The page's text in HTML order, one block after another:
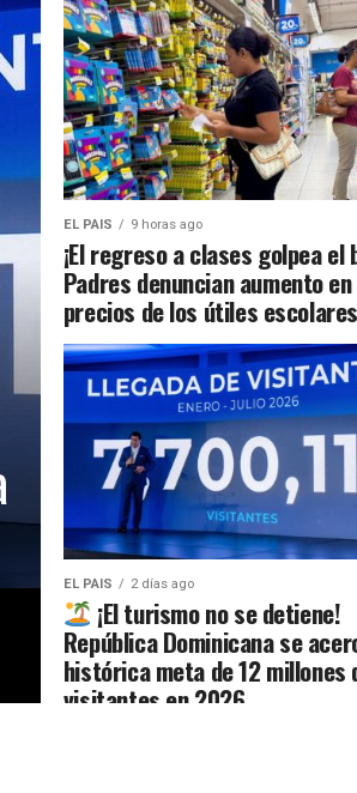
EL PAIS 9 horas ago
¡El regreso a clases golpea el
Padres denuncian aumento
precios de los útiles escolares
EL PAIS 2 días ago
¡El turismo no se detiene!
República Dominicana se
histórica meta de 12 millones
visitantes en 2026